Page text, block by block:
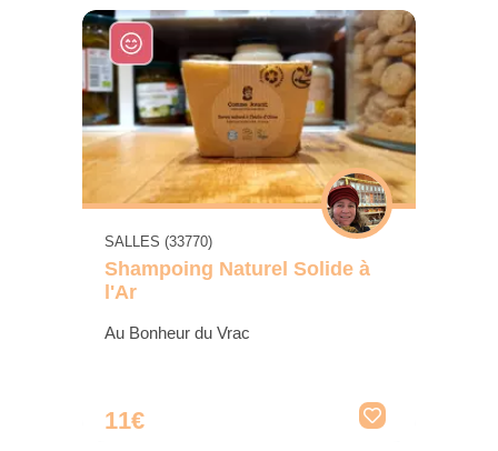
SALLES (33770)
Shampoing Naturel Solide à
l'Ar
Au Bonheur du Vrac
11€